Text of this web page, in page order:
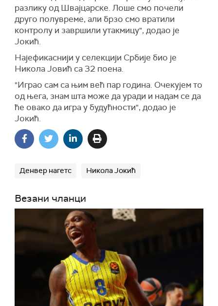
разлику од Швајцарске. Лоше смо почели
друго полувреме, али брзо смо вратили
контролу и завршили утакмицу", додао је
Јокић.
Најефикаснији у селекцији Србије био је
Никола Јовић са 32 поена.
"Играо сам са њим већ пар година. Очекујем то
од њега, знам шта може да уради и надам се да
ће овако да игра у будућности", додао је
Јокић.
Денвер нагетс Никола Јокић
Везани чланци